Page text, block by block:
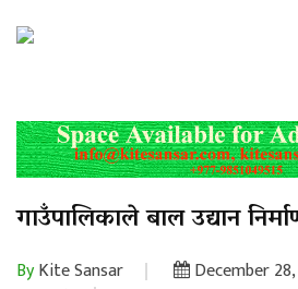
गाउँपालिकाले बाल उद्यान
ByKite Sansar
December